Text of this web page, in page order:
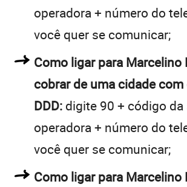
operadora + número do
você quer se comunicar;
Como ligar para Marcelino
cobrar de uma cidade
DDD: digite 90 + código da
operadora + número do
você quer se comunicar;
Como ligar para Marcelino